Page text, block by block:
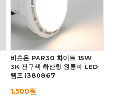
비츠온 PAR30 화이트 15W
3K 전구색 확산형 원통파 LED
램프 I380867
1,500원